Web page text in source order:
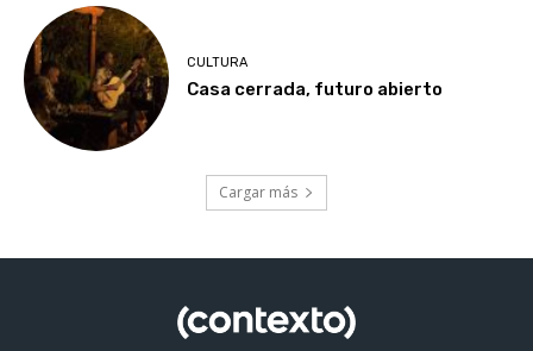
CULTURA
Casa cerrada, futuro abierto
Cargar más